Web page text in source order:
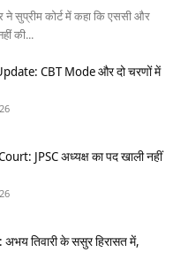
सुप्रीम कोर्ट में कहा कि एससी और
की...
CBT Mode और दो चरणों में
JPSC अध्यक्ष का पद खाली नहीं
अभय तिवारी के ससुर हिरासत में,